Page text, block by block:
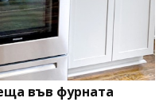
във фурната